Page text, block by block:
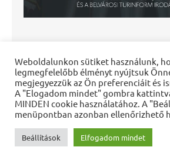
Weboldalunkon sütiket használunk,
legmegfelelőbb élményt nyújtsuk
megjegyezzük az Ön preferenciáit és
A "Elogadom mindet" gombra
MINDEN cookie használatához. A
menüpontban azonban ellenőrizhető
Beállítások Elfogadom mindet